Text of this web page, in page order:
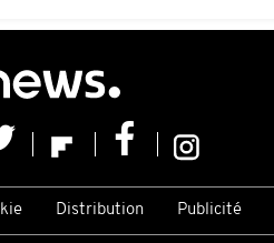
Distribution Publicité